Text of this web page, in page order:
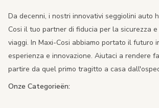
Da decenni, i nostri innovativi seggiolini auto
Cosi il tuo partner di fiducia per la sicurezza
viaggi. In Maxi-Cosi abbiamo portato il futuro
esperienza e innovazione. Aiutaci a rendere
partire da quel primo tragitto a casa
Onze Categorieën: